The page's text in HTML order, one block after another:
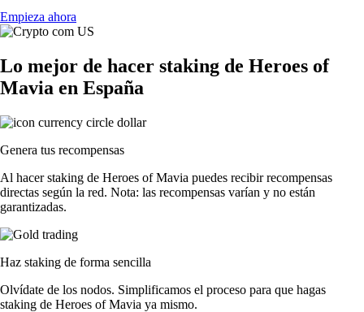
Empieza ahora
Lo mejor de hacer staking de Heroes of
Mavia en España
Genera tus recompensas
Al hacer staking de Heroes of Mavia puedes recibir recompensas
directas según la red. Nota: las recompensas varían y no están
garantizadas.
Haz staking de forma sencilla
Olvídate de los nodos. Simplificamos el proceso para que hagas
staking de Heroes of Mavia ya mismo.